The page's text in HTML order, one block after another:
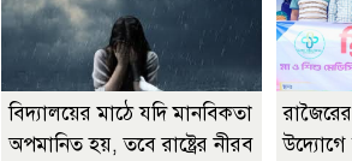
বিদ্যালয়ের মাঠে যদি মানবিকতা
অপমানিত হয়, তবে রাষ্ট্রের নীরব
উদ্যোগে